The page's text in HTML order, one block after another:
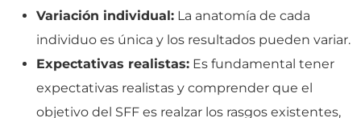
Variación individual: La anatomía de cada
individuo es única y los resultados pueden variar.
Expectativas realistas: Es fundamental tener
expectativas realistas y comprender que el
objetivo del SFF es realzar los rasgos existentes,